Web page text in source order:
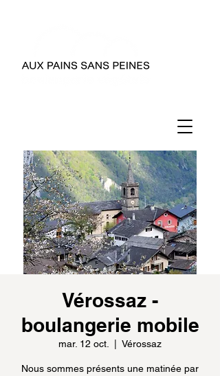
Vérossaz -
boulangerie mobile
mar. 12 oct. Vérossaz
Nous sommes présents une matinée par